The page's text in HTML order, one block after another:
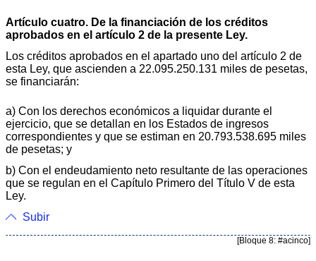
Artículo cuatro. De la financiación de los créditos
aprobados en el artículo 2 de la presente Ley.
Los créditos aprobados en el apartado uno del artículo 2 de
esta Ley, que ascienden a 22.095.250.131 miles de pesetas,
se financiarán:
a) Con los derechos económicos a liquidar durante el
ejercicio, que se detallan en los Estados de ingresos
correspondientes y que se estiman en 20.793.538.695 miles
de pesetas; y
b) Con el endeudamiento neto resultante de las operaciones
que se regulan en el Capítulo Primero del Título V de esta
Ley.
Subir
[Bloque 8: #acinco]